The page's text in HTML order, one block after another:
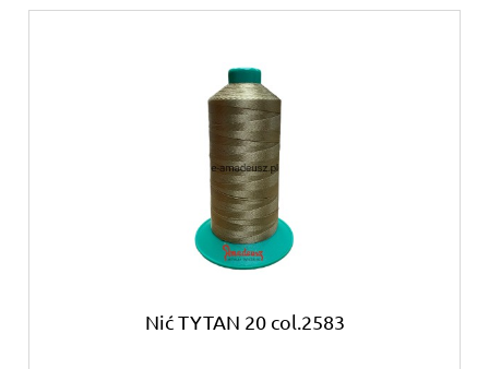
Nić TYTAN 20 col.2583